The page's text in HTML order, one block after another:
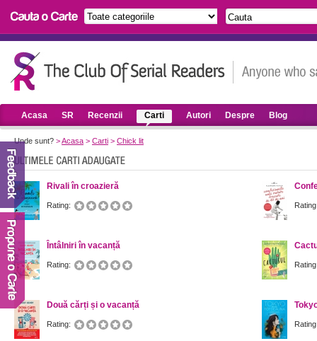
Acasa SR Recenzii Carti Autori Despre Blog
Unde sunt? >Acasa > Carti > Chick lit
Rivali în croazieră
Rating:
Întâlniri în vacanță
Rating:
Două cărți și o vacanță
Rating: